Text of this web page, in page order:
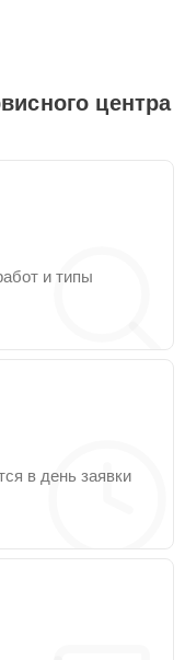
центра
и типы
в день заявки